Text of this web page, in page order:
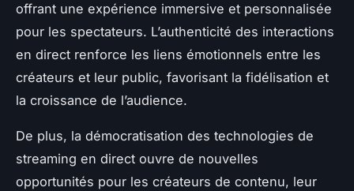
offrant une expérience immersive et personnalisée
pour les spectateurs. L’authenticité des interactions
en direct renforce les liens émotionnels entre les
créateurs et leur public, favorisant la fidélisation et
la croissance de l’audience.
De plus, la démocratisation des technologies de
streaming en direct ouvre de nouvelles
opportunités pour les créateurs de contenu, leur